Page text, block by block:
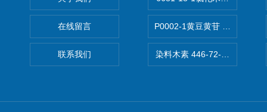
在线留言
联系我们
P0002-1黄豆黄苷 40246-10-
染料木素 446-72-0